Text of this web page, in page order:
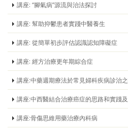
講座: “腳氣病”源流與治法探討
講座: 幫助抑鬱患者實踐中醫養生
講座: 從簡單初步評估認識認知障礙症
講座: 經方治療更年期綜合症
講座:中藥週期療法於常見婦科疾病診治
講座:中西醫結合治療癌症的思路和實踐
講座:骨傷思維用藥治療內科病